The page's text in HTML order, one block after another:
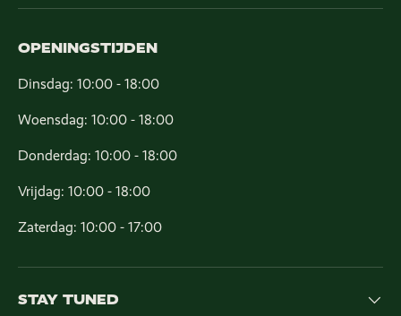
OPENINGSTIJDEN
Dinsdag: 10:00 - 18:00
Woensdag: 10:00 - 18:00
Donderdag: 10:00 - 18:00
Vrijdag: 10:00 - 18:00
Zaterdag: 10:00 - 17:00
STAY TUNED